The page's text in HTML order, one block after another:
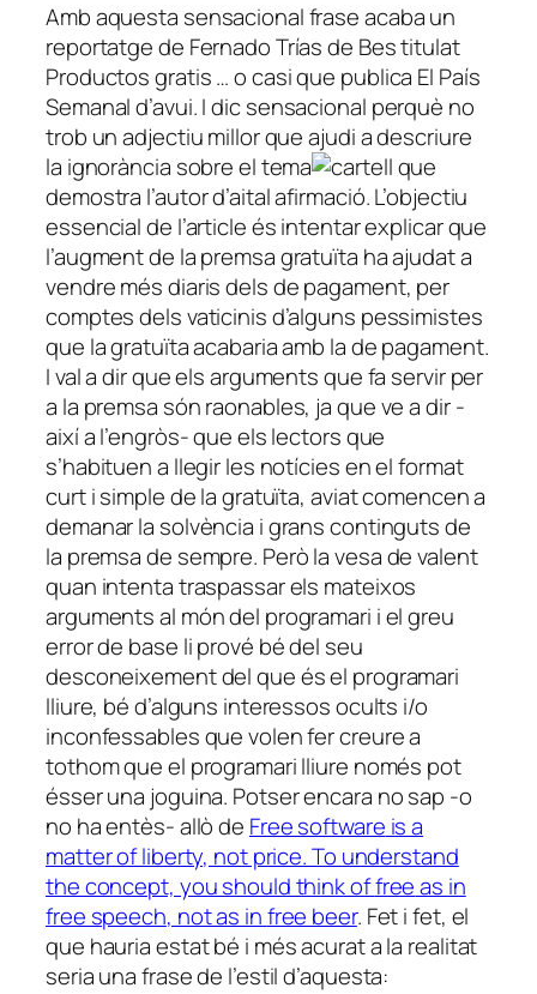
Amb aquesta sensacional frase acaba un
reportatge de Fernado Trías de Bes titulat
Productos gratis … o casique publica El País
Semanald’avui. I dic sensacional perquè no
trob un adjectiu millor que ajudi a descriure
la ignorància sobre el tema
que
demostra l’autor d’aital afirmació. L’objectiu
essencial de l’article és intentar explicar que
l’augment de la premsa gratuïta ha ajudat a
vendre més diaris dels de pagament, per
comptes dels vaticinis d’alguns pessimistes
que la gratuïta acabaria amb la de pagament.
I val a dir que els arguments que fa servir per
a la premsa són raonables, ja que ve a dir -
així a l’engròs- que els lectors que
s’habituen a llegir les notícies en el format
curt i simple de la gratuïta, aviat comencen a
demanar la solvència i grans continguts de
la premsa de sempre. Però la vesa de valent
quan intenta traspassar els mateixos
arguments al món del programari i el greu
error de base li prové bé del seu
desconeixement del que és el programari
lliure, bé d’alguns interessos ocults i/o
inconfessables que volen fer creure a
tothom que el programari lliure només pot
ésser una joguina. Potser encara no sap -o
no ha entès- allò de Free software is a
matter of liberty, not price. To understand
the concept, you should think offreeas in
free speech, not as infree beer. Fet i fet, el
que hauria estat bé i més acurat a la realitat
seria una frase de l’estil d’aquesta: